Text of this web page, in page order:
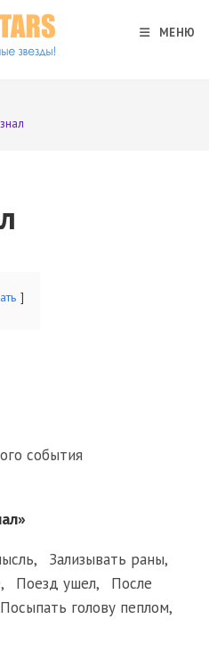
МЕНЮ
события
, Зализывать раны,
, Поезд ушел, После
Посыпать голову пеплом,